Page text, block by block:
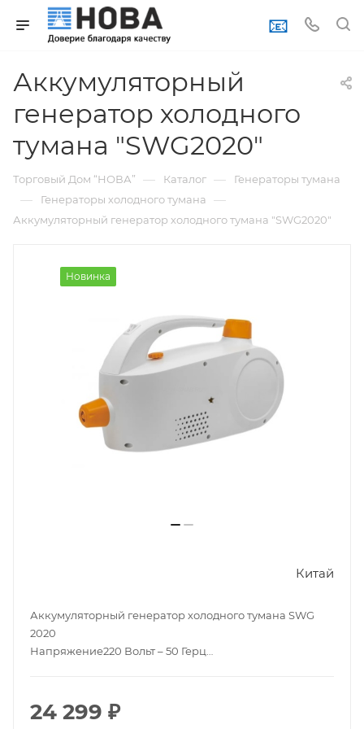
📧
Аккумуляторный
генератор холодного
тумана "SWG2020"
Торговый Дом “НОВА” — Каталог — Генераторы тумана
— Генераторы холодного тумана —
Аккумуляторный генератор холодного тумана "SWG2020"
Новинка
Китай
Аккумуляторный генератор холодного тумана SWG
2020
Напряжение220 Вольт – 50 Герц
час.
Размер частиц аэрозоля5 – 50 мкм
24 299 ₽